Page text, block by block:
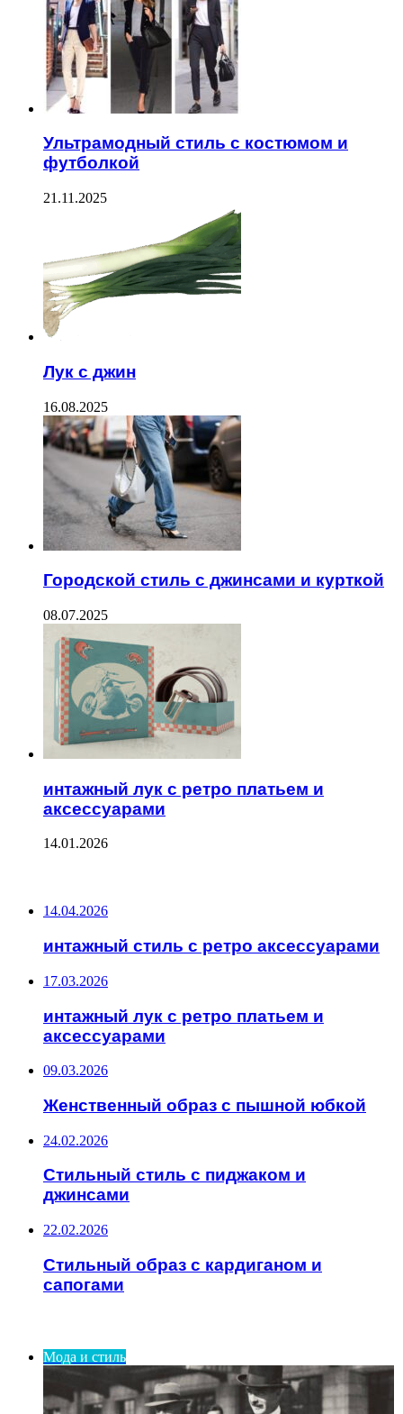
Ультрамодный стиль с костюмом и
футболкой
21.11.2025
Лук с джин
16.08.2025
Городской стиль с джинсами и курткой
08.07.2025
интажный лук с ретро платьем и
аксессуарами
14.01.2026
14.04.2026
интажный стиль с ретро аксессуарами
17.03.2026
интажный лук с ретро платьем и
аксессуарами
09.03.2026
Женственный образ с пышной юбкой
24.02.2026
Стильный стиль с пиджаком и
джинсами
22.02.2026
Стильный образ с кардиганом и
сапогами
Мода и стиль